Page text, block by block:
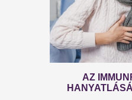
Vannak
okoznak,
több